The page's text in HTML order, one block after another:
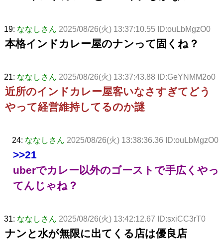
19: ななしさん 2025/08/26(火) 13:37:10.55 ID:ouLbMgzO0
本格インドカレー屋のナンって固くね？
21: ななしさん 2025/08/26(火) 13:37:43.88 ID:GeYNMM2o0
近所のインドカレー屋客いなさすぎてどう
やって経営維持してるのか謎
24: ななしさん 2025/08/26(火) 13:38:36.36 ID:ouLbMgzO0
>>21
uberでカレー以外のゴーストで手広くやっ
てんじゃね？
31: ななしさん 2025/08/26(火) 13:42:12.67 ID:sxiCC3rT0
ナンと水が無限に出てくる店は優良店